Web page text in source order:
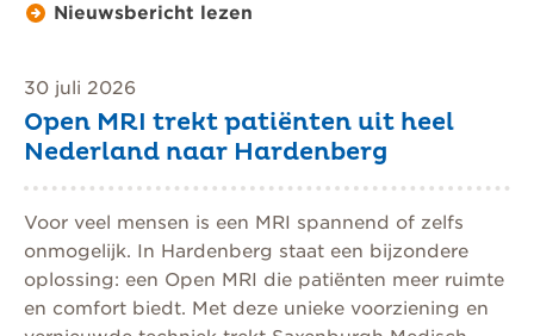
Nieuwsbericht lezen
30 juli 2026
Open MRI trekt patiënten uit heel
Nederland naar Hardenberg
Voor veel mensen is een MRI spannend of zelfs
onmogelijk. In Hardenberg staat een bijzondere
oplossing: een Open MRI die patiënten meer ruimte
en comfort biedt. Met deze unieke voorziening en